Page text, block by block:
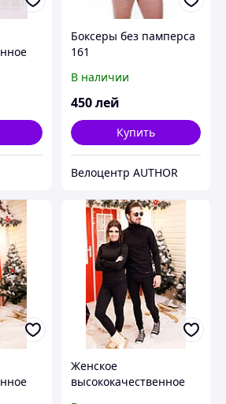
с
Боксеры без памперса
161
В наличии
450лей
Купить
Велоцентр AUTHOR
Женское
высококачественное